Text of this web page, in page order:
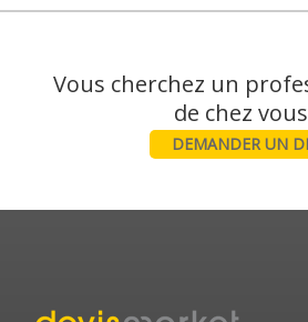
Vous cherchez un
DEMANDER UN